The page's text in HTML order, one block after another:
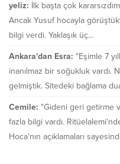
yeliz: İlk başta çok
Ancak Yusuf hocayla
bilgi verdi. Yaklaşık üç...
Ankara'dan Esra: "Eşimle 7
inanılmaz bir soğukluk vardı.
gelmiştik. Sitedeki bağlama
Cemile: "Gideni geri getirme
fazla bilgi vardı.
Hoca'nın açıklamaları